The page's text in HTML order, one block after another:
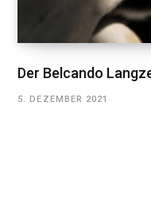
Der Belcando
5. DEZEMBER 2021